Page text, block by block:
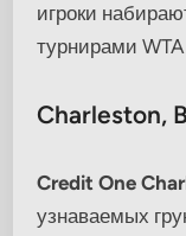
игроки
турнирами
Charleston,
Credit One
узнаваемых